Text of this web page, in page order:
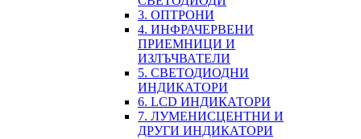
3. ОПТРОНИ
4. ИНФРАЧЕРВЕНИ
ПРИЕМНИЦИ И
ИЗЛЪЧВАТЕЛИ
5. СВЕТОДИОДНИ
ИНДИКАТОРИ
6. LCD ИНДИКАТОРИ
7. ЛУМЕНИСЦЕНТНИ И
ДРУГИ ИНДИКАТОРИ